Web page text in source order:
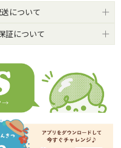
について
証について